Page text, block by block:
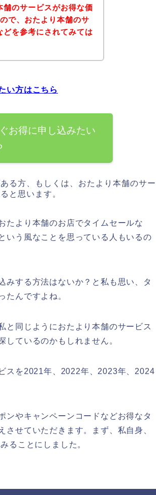
舗のサービスがお得な価
で、おたより本舗のサ
どを参考にされてみては
い方はこちら
お得に申し込みたい
る方、もしくは、おたより本舗のサー
と思います。
たより本舗のお店でタイムセールな
いう風なことを思っている人もいるの
みする方法はないか？と私も思い、タ
たんですよね。
と同じようにおたより本舗のサービス
しているのかもしれません。
スを2021年、2022年、2023年、2024
ンやキャンペーンコードなどお得なタ
せていただきます。まず、私自身、
ることにしました。